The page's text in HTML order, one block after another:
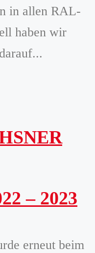
in allen RAL-
haben wir
– 2023
erneut beim